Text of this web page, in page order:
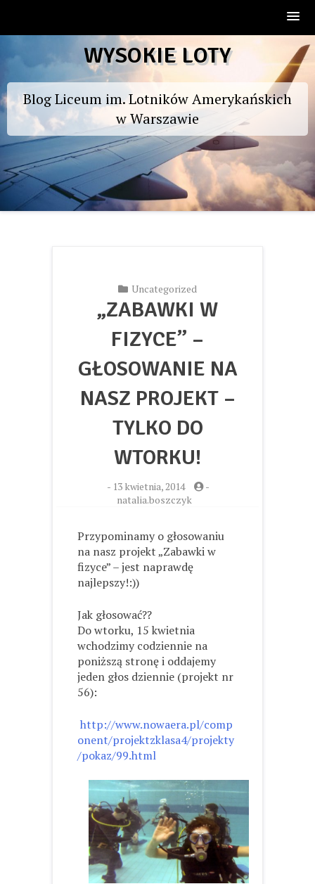
to
WYSOKIE LOTY
Blog Liceum im. Lotników Amerykańskich
w Warszawie
Uncategorized
„ZABAWKI W
FIZYCE” –
GŁOSOWANIE NA
NASZ PROJEKT –
TYLKO DO
WTORKU!
- 13 kwietnia, 2014
-
natalia.boszczyk
Przypominamy o głosowaniu
na nasz projekt „Zabawki w
fizyce” – jest naprawdę
najlepszy!:))
Jak głosować??
Do wtorku, 15 kwietnia
wchodzimy codziennie na
poniższą stronę i oddajemy
jeden głos dziennie (projekt nr
56):
http://www.nowaera.pl/comp
onent/projektzklasa4/projekty
/pokaz/99.html